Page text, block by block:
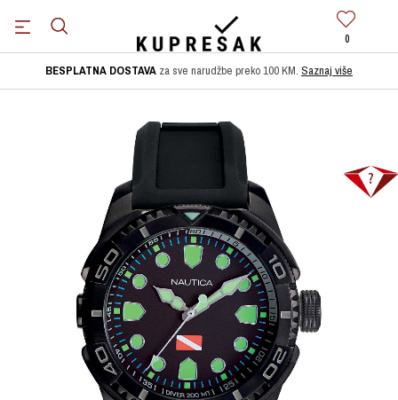
0
BESPLATNA DOSTAVA za sve narudžbe preko 100 KM. Saznaj više